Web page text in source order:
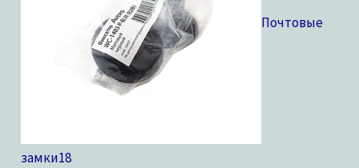
Почтовые
замки18